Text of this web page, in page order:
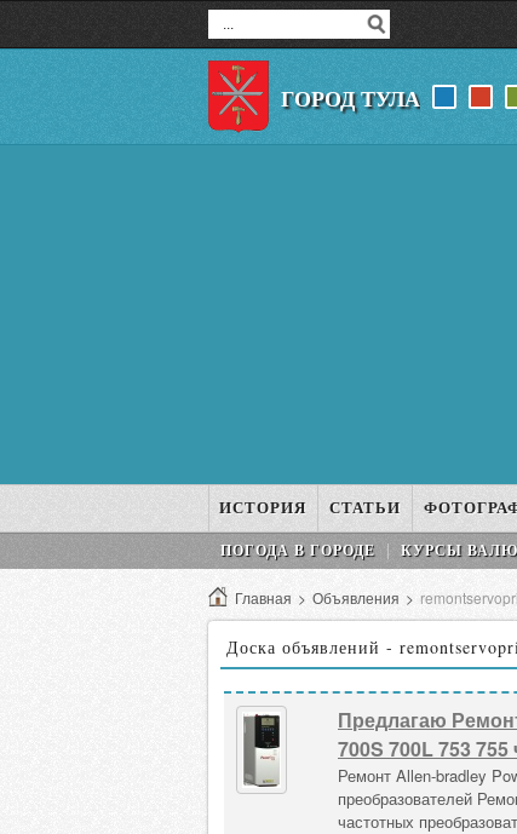
ГОРОД ТУЛА
ИСТОРИЯ СТАТЬИ
ПОГОДА В ГОРОДЕ КУРСЫ
Главная > Объявления >
Доска объявлений -
Предлагаю
700S 700L 753
Ремонт Allen-bradley
преобразователей
частотных